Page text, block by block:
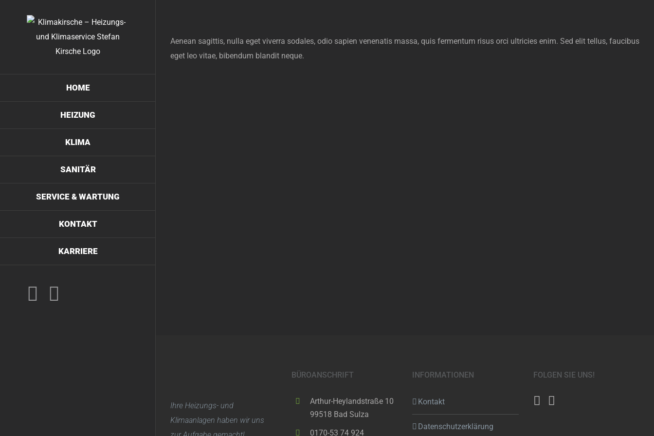
HOME
HEIZUNG
KLIMA
SANITÄR
SERVICE & WARTUNG
KONTAKT
KARRIERE
Instagram
Aenean sagittis, nulla eget viverra sodales, odio sapien venenatis massa, quis fermentum risus orci ultricies enim. Sed elit tellus, faucibus
eget leo vitae, bibendum blandit neque.
Ihre Heizungs- und
Klimaanlagen haben wir uns
BÜROANSCHRIFT
Arthur-Heylandstraße 10
99518 Bad Sulza
0170-53 74 924
INFORMATIONEN
Kontakt
Datenschutzerklärung
FOLGEN SIE UNS!